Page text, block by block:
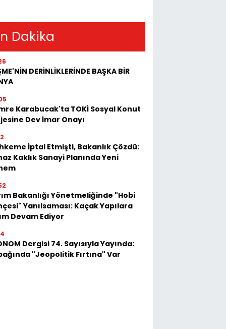
Dakika
DERİNLİKLERİNDE BAŞKA BİR
Karabucak'ta TOKİ Sosyal Konut
Dev İmar Onayı
İptal Etmişti, Bakanlık Çözdü:
Kaklık Sanayi Planında Yeni
Bakanlığı Yönetmeliğinde "Hobi
Yanılsaması: Kaçak Yapılara
Devam Ediyor
Dergisi 74. Sayısıyla Yayında:
"Jeopolitik Fırtına" Var